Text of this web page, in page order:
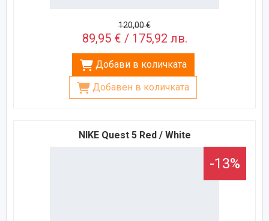
120,00 €
89,95 € / 175,92 лв.
Добави в количката
Добавен в количката
NIKE Quest 5 Red / White
-13%